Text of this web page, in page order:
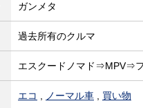
ガンメタ
過去所有のクルマ
エスクードノマド⇒MPV⇒
エコ ノーマル車 買い物